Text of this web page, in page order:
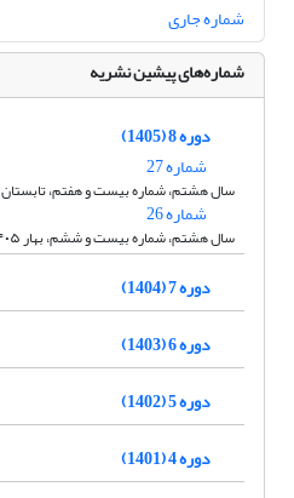
شماره جاری
شماره‌های پیشین نشریه
دوره 8 (1405)
شماره 27
سال هشتم، شماره بیست و هفتم، تابستان ۱۴۰۵
شماره 26
سال هشتم، شماره بیست و ششم، بهار ۱۴۰۵
دوره 7 (1404)
دوره 6 (1403)
دوره 5 (1402)
دوره 4 (1401)